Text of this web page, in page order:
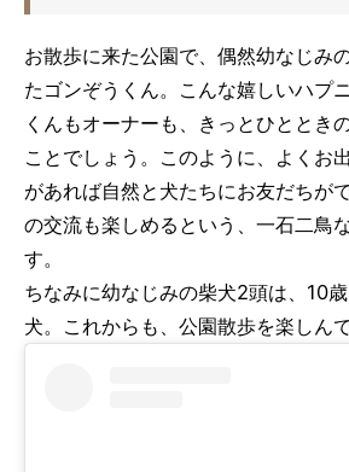
お散歩に来た公園で、偶然幼なじみ
たゴンぞうくん。こんな嬉しいハプ
くんもオーナーも、きっとひととき
ことでしょう。このように、よくお
があれば自然と犬たちにお友だちが
の交流も楽しめるという、一石二鳥
す。
ちなみに幼なじみの柴犬2頭は、10
犬。これからも、公園散歩を楽しん